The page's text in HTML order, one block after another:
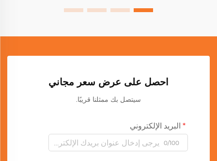
احصل على عرض سعر مجاني
سيتصل بك ممثلنا قريبًا.
البريد الإلكتروني
0/100